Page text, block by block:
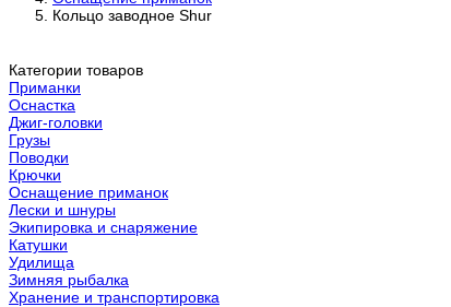
Кольцо заводное Shur
Категории товаров
Приманки
Оснастка
Джиг-головки
Грузы
Поводки
Крючки
Оснащение приманок
Лески и шнуры
Экипировка и снаряжение
Катушки
Удилища
Зимняя рыбалка
Хранение и транспортировка